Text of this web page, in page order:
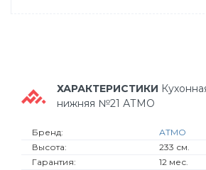
ХАРАКТЕРИСТИКИ
нижняя №21 АТМО
Бренд:
АТМО
Высота:
233 см.
Гарантия:
12 мес.